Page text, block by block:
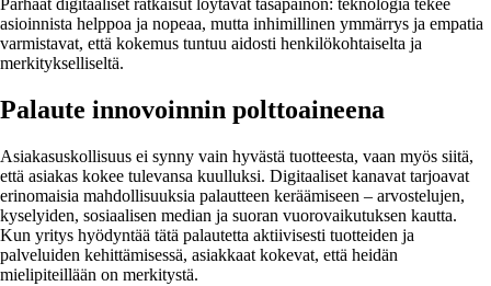
Parhaat digitaaliset ratkaisut löytävät tasapainon: teknologia tekee
asioinnista helppoa ja nopeaa, mutta inhimillinen ymmärrys ja empatia
varmistavat, että kokemus tuntuu aidosti henkilökohtaiselta ja
merkitykselliseltä.
Palaute innovoinnin polttoaineena
Asiakasuskollisuus ei synny vain hyvästä tuotteesta, vaan myös siitä,
että asiakas kokee tulevansa kuulluksi. Digitaaliset kanavat tarjoavat
erinomaisia mahdollisuuksia palautteen keräämiseen – arvostelujen,
kyselyiden, sosiaalisen median ja suoran vuorovaikutuksen kautta.
Kun yritys hyödyntää tätä palautetta aktiivisesti tuotteiden ja
palveluiden kehittämisessä, asiakkaat kokevat, että heidän
mielipiteillään on merkitystä.